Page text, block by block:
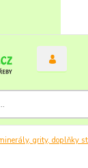
grity, doplňky